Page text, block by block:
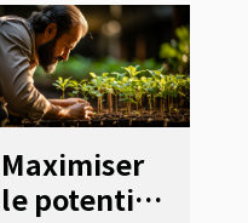
Maximiser
le potentiel